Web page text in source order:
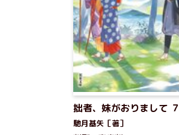
拙者、妹がおりまして ７
馳月基矢［著］